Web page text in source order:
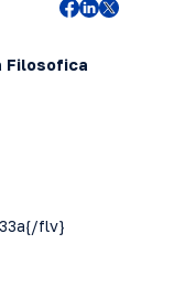
Filosofica
flv}